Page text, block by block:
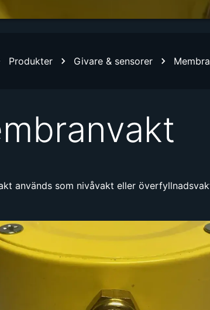
Produkter Givare & sensorer
används som nivåvakt eller